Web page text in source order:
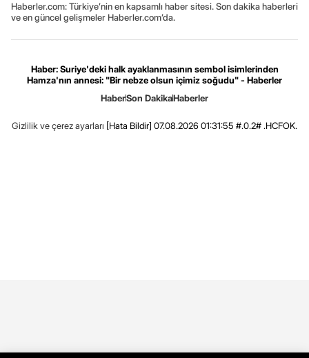
Haberler.com: Türkiye’nin en kapsamlı haber sitesi. Son dakika haberleri
ve en güncel gelişmeler Haberler.com’da.
Haber: Suriye'deki halk ayaklanmasının sembol isimlerinden
Hamza'nın annesi: "Bir nebze olsun içimiz soğudu" - Haberler
HaberSon DakikaHaberler
Gizlilik ve çerez ayarları [Hata Bildir] 07.08.2026 01:31:55 #.0.2# .HCFOK.